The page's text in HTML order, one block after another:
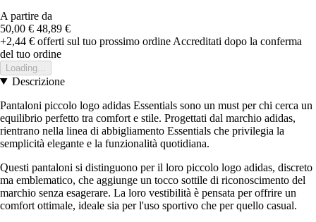
A partire da
50,00 € 48,89 €
+2,44 € offerti sul tuo prossimo ordine Accreditati dopo la conferma
del tuo ordine
Loading...
Descrizione
Pantaloni piccolo logo adidas Essentials sono un must per chi cerca un
equilibrio perfetto tra comfort e stile. Progettati dal marchio adidas,
rientrano nella linea di abbigliamento Essentials che privilegia la
semplicità elegante e la funzionalità quotidiana.
Questi pantaloni si distinguono per il loro piccolo logo adidas, discreto
ma emblematico, che aggiunge un tocco sottile di riconoscimento del
marchio senza esagerare. La loro vestibilità è pensata per offrire un
comfort ottimale, ideale sia per l'uso sportivo che per quello casual.